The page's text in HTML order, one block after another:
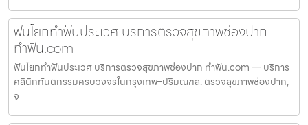
ฟันโยกทำฟันประเวศ บริการตรวจสุขภาพช่องปาก
ทำฟัน.com
ฟันโยกทำฟันประเวศ บริการตรวจสุขภาพช่องปาก ทำฟัน.com — บริการ
คลินิกทันตกรรมครบวงจรในกรุงเทพ–ปริมณฑล: ตรวจสุขภาพช่องปาก,
จ